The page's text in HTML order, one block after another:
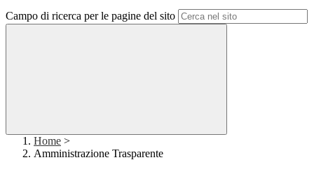
Campo di ricerca per le pagine del sito
Home >
Amministrazione Trasparente